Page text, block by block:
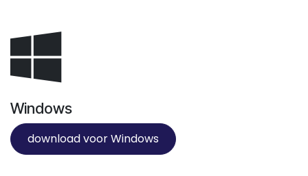
Windows
download voor Windows